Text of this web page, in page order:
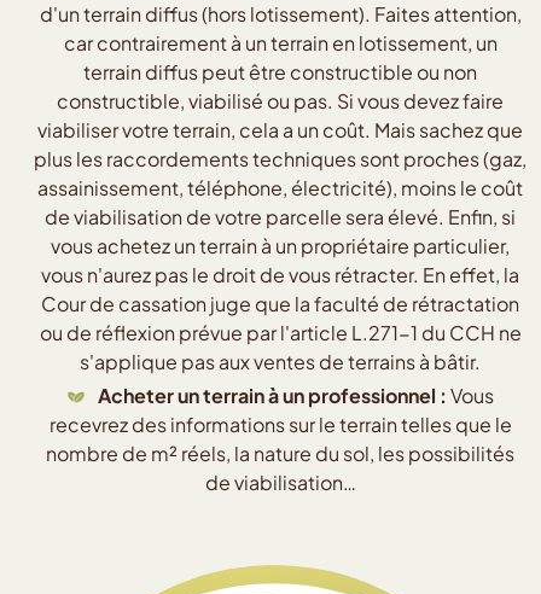
d'un terrain diffus (hors lotissement). Faites attention,
car contrairement à un terrain en lotissement, un
terrain diffus peut être constructible ou non
constructible, viabilisé ou pas. Si vous devez faire
viabiliser votre terrain, cela a un coût. Mais sachez que
plus les raccordements techniques sont proches (gaz,
assainissement, téléphone, électricité), moins le coût
de viabilisation de votre parcelle sera élevé. Enfin, si
vous achetez un terrain à un propriétaire particulier,
vous n'aurez pas le droit de vous rétracter. En effet, la
Cour de cassation juge que la faculté de rétractation
ou de réflexion prévue par l'article L.271-1 du CCH ne
s'applique pas aux ventes de terrains à bâtir.
Acheter un terrain à un professionnel : Vous
recevrez des informations sur le terrain telles que le
nombre de m² réels, la nature du sol, les possibilités
de viabilisation…